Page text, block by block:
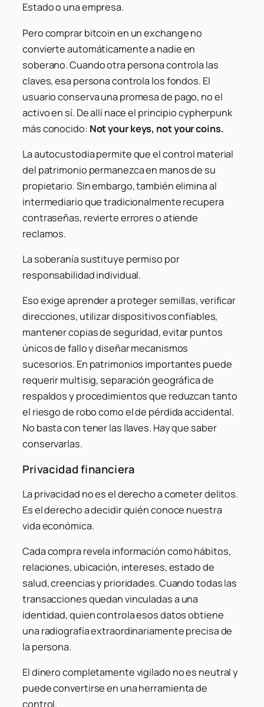
Estado o una empresa.
Pero comprar bitcoin en un exchange no
convierte automáticamente a nadie en
soberano. Cuando otra persona controla las
claves, esa persona controla los fondos. El
usuario conserva una promesa de pago, no el
activo en sí. De allí nace el principio cypherpunk
más conocido: Not your keys, not your coins.
La autocustodia permite que el control material
del patrimonio permanezca en manos de su
propietario. Sin embargo, también elimina al
intermediario que tradicionalmente recupera
contraseñas, revierte errores o atiende
reclamos.
La soberanía sustituye permiso por
responsabilidad individual.
Eso exige aprender a proteger semillas, verificar
direcciones, utilizar dispositivos confiables,
mantener copias de seguridad, evitar puntos
únicos de fallo y diseñar mecanismos
sucesorios. En patrimonios importantes puede
requerir multisig, separación geográfica de
respaldos y procedimientos que reduzcan tanto
el riesgo de robo como el de pérdida accidental.
No basta con tener las llaves. Hay que saber
conservarlas.
Privacidad financiera
La privacidad no es el derecho a cometer delitos.
Es el derecho a decidir quién conoce nuestra
vida económica.
Cada compra revela información como hábitos,
relaciones, ubicación, intereses, estado de
salud, creencias y prioridades. Cuando todas las
transacciones quedan vinculadas a una
identidad, quien controla esos datos obtiene
una radiografía extraordinariamente precisa de
la persona.
El dinero completamente vigilado no es neutral y
puede convertirse en una herramienta de
control.